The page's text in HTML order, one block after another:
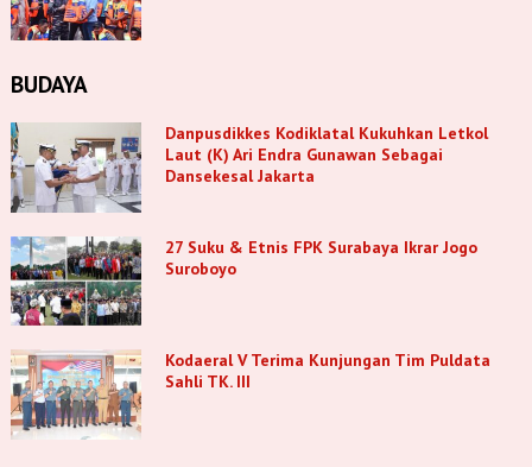
BUDAYA
Danpusdikkes Kodiklatal Kukuhkan Letkol
Laut (K) Ari Endra Gunawan Sebagai
Dansekesal Jakarta
27 Suku & Etnis FPK Surabaya Ikrar Jogo
Suroboyo
Kodaeral V Terima Kunjungan Tim Puldata
Sahli TK. III